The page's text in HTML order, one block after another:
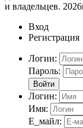
и владельцев.
Вход
Регистрация
Логин:
Пароль:
Войти
Логин:
Имя:
Е_майл: